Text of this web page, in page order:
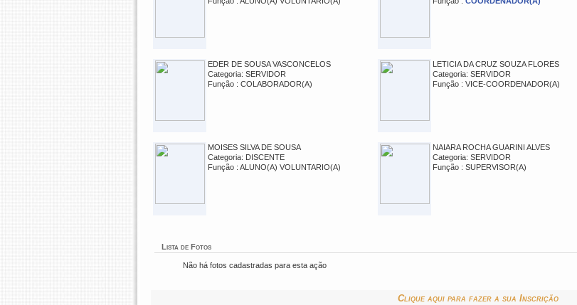
EDER DE SOUSA VASCONCELOS
Categoria: SERVIDOR
Função : COLABORADOR(A)
LETICIA DA CRUZ SOUZA FLORES
Categoria: SERVIDOR
Função : VICE-COORDENADOR(A)
MOISES SILVA DE SOUSA
Categoria: DISCENTE
Função : ALUNO(A) VOLUNTARIO(A)
NAIARA ROCHA GUARINI ALVES
Categoria: SERVIDOR
Função : SUPERVISOR(A)
Lista de Fotos
Não há fotos cadastradas para esta ação
Clique aqui para fazer a sua Inscrição